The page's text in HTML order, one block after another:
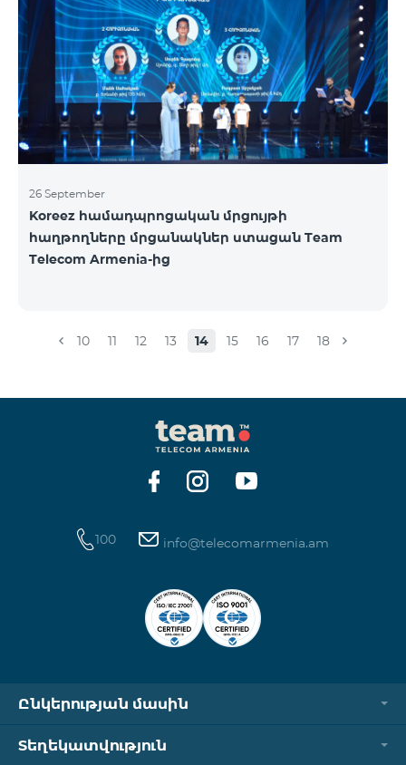
րոպե: SMS՝ 150 դրամ: Երկրների ամբողջական
ցանկ՝ Արցախ, Ալբանիա, ԱՄՆ, Ավստրալիա,
Ավստրիա, Բելգիա, Բոսնիա և Հերցեգովինա,
Բուլղարիա, Գերմանիա, Դանիա, Եգիպտոս,
Էստոնիա, Իռլանդիա, Իսլանդիա, Իսպանիա,
Իտալիա, Լատվիա, Լեհաստան, Լիխտենշտեյն,
26 September
Koreez համադպրոցական մրցույթի
հաղթողները մրցանակներ ստացան Team
Telecom Armenia-ից
10 11 12 13 14 15 16 17 18
100 info@telecomarmenia.am
Ընկերության մասին
Տեղեկատվություն